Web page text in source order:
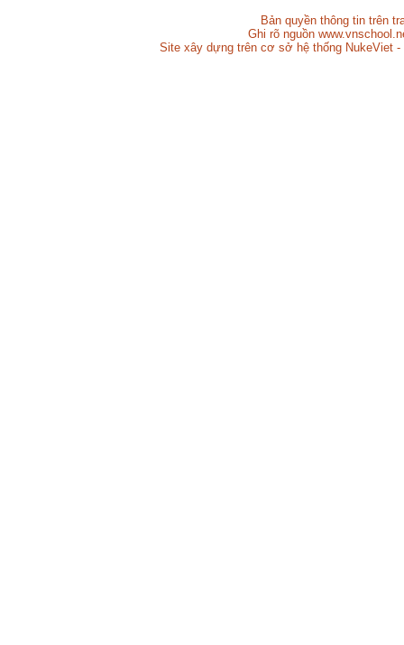
Bản quyền thông tin trên
Ghi rõ nguồn
Site xây dựng trên cơ sở hệ thống NukeViet